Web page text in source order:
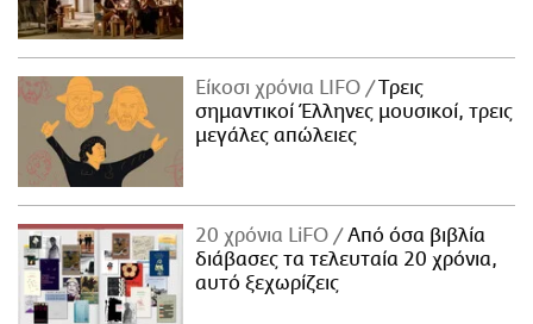
Είκοσι χρόνια LIFO
Tρεις
σημαντικοί Έλληνες μουσικοί, τρεις
μεγάλες απώλειες
20 χρόνια LiFO
Από όσα βιβλία
διάβασες τα τελευταία 20 χρόνια,
αυτό ξεχωρίζεις